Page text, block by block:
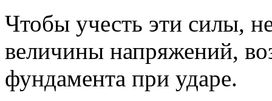
Чтобы учесть эти силы,
величины напряжений,
фундамента при ударе.